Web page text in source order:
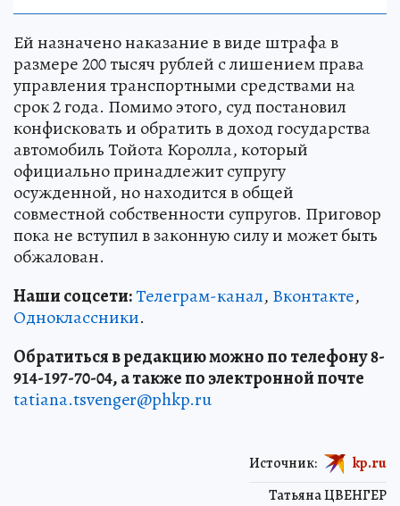
Ей назначено наказание в виде штрафа в
размере 200 тысяч рублей с лишением права
управления транспортными средствами на
срок 2 года. Помимо этого, суд постановил
конфисковать и обратить в доход государства
автомобиль Тойота Королла, который
официально принадлежит супругу
осужденной, но находится в общей
совместной собственности супругов. Приговор
пока не вступил в законную силу и может быть
обжалован.
Наши соцсети:Телеграм-канал, Вконтакте,
Одноклассники.
Обратиться в редакцию можно по телефону 8-
914-197-70-04, а также по электронной почте
tatiana.tsvenger@phkp.ru
Татьяна ЦВЕНГЕР
Источник: kp.ru